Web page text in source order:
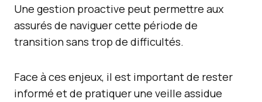
Une gestion proactive peut permettre aux
assurés de naviguer cette période de
transition sans trop de difficultés.
Face à ces enjeux, il est important de rester
informé et de pratiquer une veille assidue